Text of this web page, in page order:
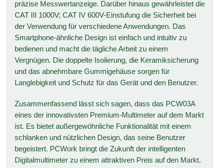
präzise Messwertanzeige. Darüber hinaus gewährleistet die
CAT III 1000V; CAT IV 600V-Einstufung die Sicherheit bei
der Verwendung für verschiedene Anwendungen. Das
Smartphone-ähnliche Design ist einfach und intuitiv zu
bedienen und macht die tägliche Arbeit zu einem
Vergnügen. Die doppelte Isolierung, die Keramiksicherung
und das abnehmbare Gummigehäuse sorgen für
Langlebigkeit und Schutz für das Gerät und den Benutzer.
Zusammenfassend lässt sich sagen, dass das PCW03A
eines der innovativsten Premium-Multimeter auf dem Markt
ist. Es bietet außergewöhnliche Funktionalität mit einem
schlanken und nützlichen Design, das seine Benutzer
begeistert. PCWork bringt die Zukunft der intelligenten
Digitalmultimeter zu einem attraktiven Preis auf den Markt.